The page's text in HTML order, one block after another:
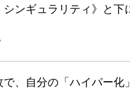
ンギュラリティ》と下
、自分の「ハイパー化